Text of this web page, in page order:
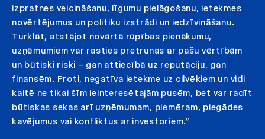
izpratnes veicināšanu, līgumu pielāgošanu, ietekmes
novērtējumus un politiku izstrādi un iedzīvināšanu.
Turklāt, atstājot novārtā rūpības pienākumu,
uzņēmumiem var rasties pretrunas ar pašu vērtībām
un būtiski riski – gan attiecībā uz reputāciju, gan
finansēm. Proti, negatīva ietekme uz cilvēkiem un vidi
kaitē ne tikai šīm ieinteresētajām pusēm, bet var radīt
būtiskas sekas arī uzņēmumam, piemēram, piegādes
kavējumus vai konfliktus ar investoriem.”